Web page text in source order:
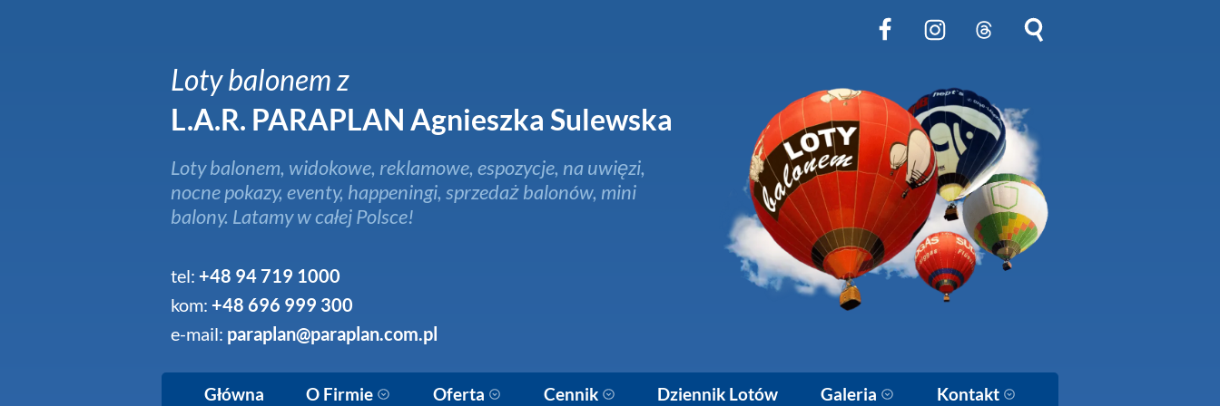
Loty balonem z
L.A.R. PARAPLAN Agnieszka Sulewska
Loty balonem, widokowe, reklamowe, espozycje, na uwięzi,
nocne pokazy, eventy, happeningi, sprzedaż balonów, mini
balony. Latamy w całej Polsce!
tel: +48 94 719 1000
kom: +48 696 999 300
e-mail: paraplan@paraplan.com.pl
Główna O Firmie Oferta Cennik Dziennik Lotów Galeria Kontakt